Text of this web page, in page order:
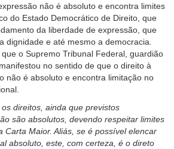
não é absoluto e encontra limites
do Estado Democrático de Direito, que
da liberdade de expressão, que
dignidade e até mesmo a democracia
o Supremo Tribunal Federal, guardião
no sentido de que o direito à
não é absoluto e encontra limitação no
direitos, ainda que previstos
são absolutos, devendo respeitar limites
Carta Maior. Aliás, se é possível elencar
absoluto, este, com certeza, é o direto